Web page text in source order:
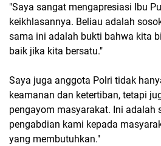
"Saya sangat mengapresiasi Ibu
keikhlasannya. Beliau adalah
sama ini adalah bukti bahwa kita
baik jika kita bersatu."
Saya juga anggota Polri tidak
keamanan dan ketertiban, tetapi
pengayom masyarakat. Ini adalah
pengabdian kami kepada
yang membutuhkan."